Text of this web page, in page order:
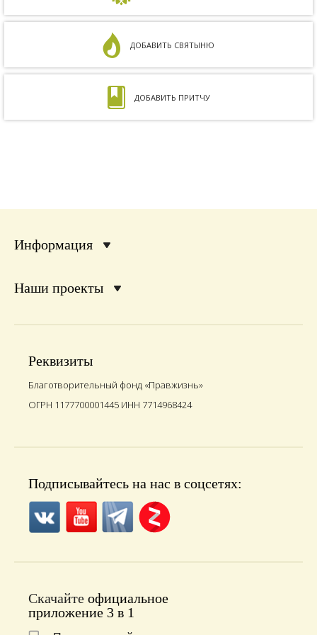
ДОБАВИТЬ СВЯТЫНЮ
ДОБАВИТЬ ПРИТЧУ
Информация
Наши проекты
Реквизиты
Благотворительный фонд «Правжизнь»
ОГРН 1177700001445 ИНН 7714968424
Подписывайтесь на нас в соцсетях:
Скачайте официальное
приложение 3 в 1